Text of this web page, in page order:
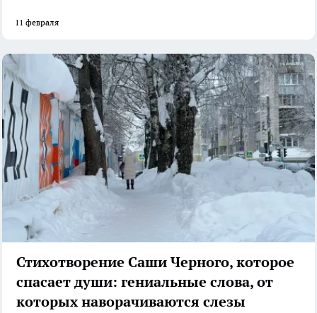
11 февраля
Стихотворение Саши Черного, которое
спасает души: гениальные слова, от
которых наворачиваются слезы